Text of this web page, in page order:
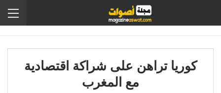
كوريا تراهن على شراكة اقتصادية
مع المغرب